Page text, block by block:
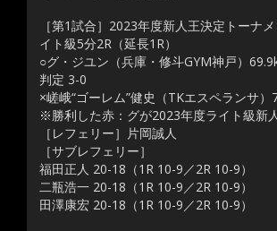
［第1試合］2023年度新人王決定トーナ
イト級5分2R（延長1R）
○グ・ジユン（兵庫・修斗GYM神戸）
判定 3-0
×嵯峨“ゴーレム”健史（TKエスペランサ）
※勝利した赤：グが2023年度ライト級新
［レフェリー］片岡誠人
［サブレフェリー］
福田正人 20-18（1R 10-9／2R 10-9）
二瓶浩一 20-18（1R 10-9／2R 10-9）
田澤康宏 20-18（1R 10-9／2R 10-9）